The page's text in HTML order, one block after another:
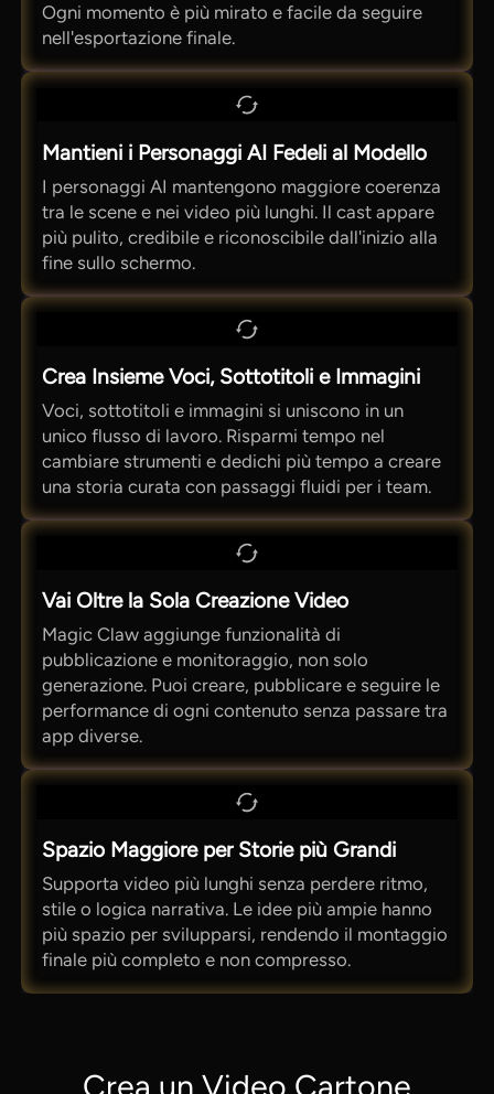
Ogni momento è più mirato e facile da seguire
nell'esportazione finale.
Mantieni i Personaggi AI Fedeli al Modello
I personaggi AI mantengono maggiore coerenza
tra le scene e nei video più lunghi. Il cast appare
più pulito, credibile e riconoscibile dall'inizio alla
fine sullo schermo.
Crea Insieme Voci, Sottotitoli e Immagini
Voci, sottotitoli e immagini si uniscono in un
unico flusso di lavoro. Risparmi tempo nel
cambiare strumenti e dedichi più tempo a creare
una storia curata con passaggi fluidi per i team.
Vai Oltre la Sola Creazione Video
Magic Claw aggiunge funzionalità di
pubblicazione e monitoraggio, non solo
generazione. Puoi creare, pubblicare e seguire le
performance di ogni contenuto senza passare tra
app diverse.
Spazio Maggiore per Storie più Grandi
Supporta video più lunghi senza perdere ritmo,
stile o logica narrativa. Le idee più ampie hanno
più spazio per svilupparsi, rendendo il montaggio
finale più completo e non compresso.
Crea un Video Cartone